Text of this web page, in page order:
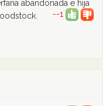
abandonada e hija
--1